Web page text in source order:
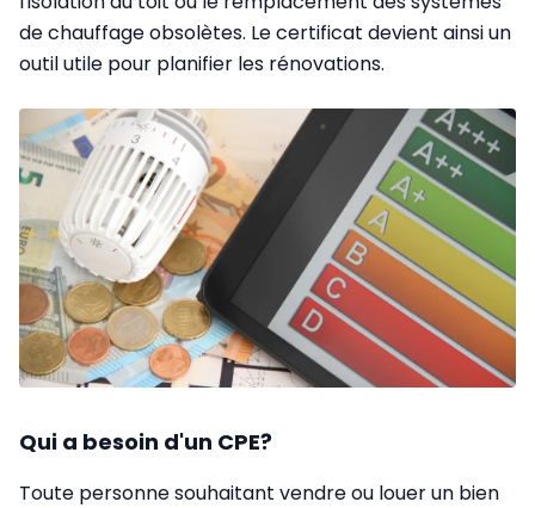
de chauffage obsolètes. Le certificat devient ainsi un
outil utile pour planifier les rénovations.
Qui a besoin d'un CPE?
Toute personne souhaitant vendre ou louer un bien